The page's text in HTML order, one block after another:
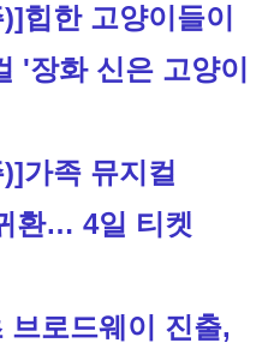
힙한 고양이들이
'장화 신은 고양이
가족 뮤지컬
환… 4일 티켓
브로드웨이 진출,